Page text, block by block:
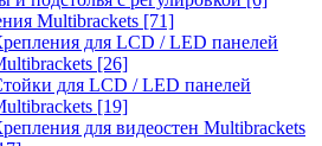
Multibrackets [71]
для LCD / LED панелей
[26]
для LCD / LED панелей
[19]
для видеостен Multibrackets